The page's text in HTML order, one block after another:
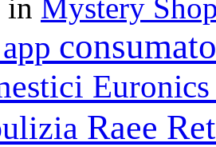
in Mystery
app
Raee